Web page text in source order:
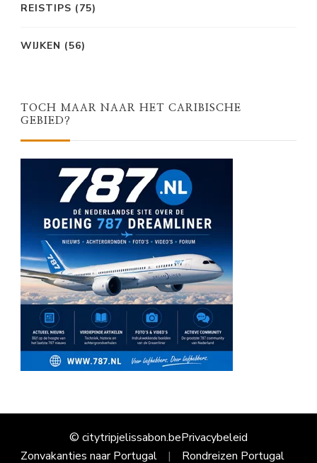
REISTIPS (75)
WIJKEN (56)
TOCH MAAR NAAR HET CARIBISCHE
GEBIED?
© citytripjelissabon.bePrivacybeleid
Zonvakanties naar Portugal
Rondreizen Portugal